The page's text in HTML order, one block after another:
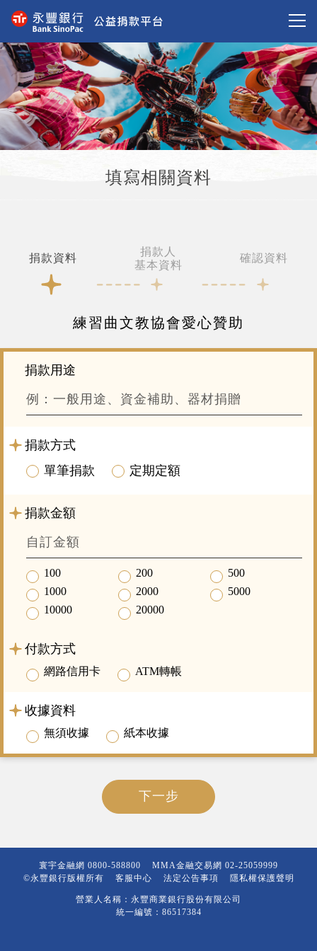
填寫相關資料
捐款資料
捐款人
基本資料
確認資料
練習曲文教協會愛心贊助
捐款用途
捐款方式
單筆捐款
定期定額
捐款金額
100 200
500
1000
2000
5000
10000
20000
付款方式
網路信用卡 ATM轉帳
收據資料
無須收據 紙本收據
下一步
寰宇金融網 0800-588800 MMA金融交易網 02-25059999
©永豐銀行版權所有
客服中心 法定公告事項 隱私權保護聲明
營業人名稱：永豐商業銀行股份有限公司
統一編號：86517384